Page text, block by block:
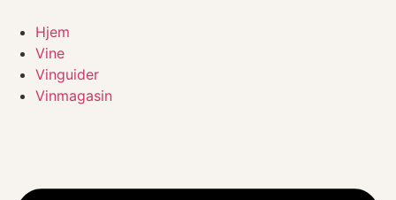
indhold
Hjem
Vine
Vinguider
Vinmagasin